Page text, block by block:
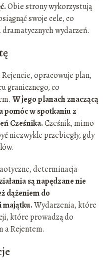
Obie strony wykorzystują
swoje cele, co
wydarzeń.
opracowuje plan,
granicznego, co
W jego planach znaczącą
pomóc w spotkaniu z
Cześnika.Cześnik, mimo
niezwykle przebiegły, gdy
determinacja
są napędzane nie
dążeniem do
majątku.Wydarzenia, które
które prowadzą do
a Rejentem.